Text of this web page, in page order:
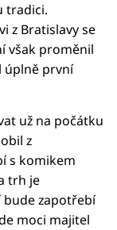
tradici.
z Bratislavy se
však proměnil
úplně první
už na počátku
z
s komikem
trh je
bude zapotřebí
moci majitel